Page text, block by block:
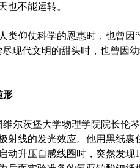
也不能运转。
仰仗科学的恩惠时，也曾因“
现代文明的甜头时，也曾因
形
尔茨堡大学物理学院院长伦
射线的发光效应。他用黑纸裹
动升压自感线圈时，突然发现